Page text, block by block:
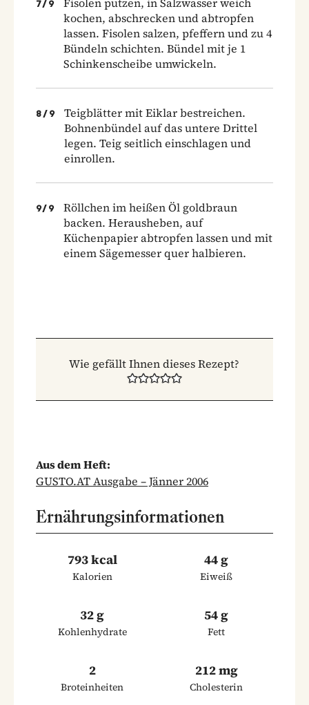
7/ 9
kochen, abschrecken und abtropfen
lassen. Fisolen salzen, pfeffern und zu 4
Bündeln schichten. Bündel mit je 1
Schinkenscheibe umwickeln.
8 / 9
Teigblätter mit Eiklar bestreichen.
Bohnenbündel auf das untere Drittel
legen. Teig seitlich einschlagen und
einrollen.
9/ 9
Röllchen im heißen Öl goldbraun
backen. Herausheben, auf
Küchenpapier abtropfen lassen und mit
einem Sägemesser quer halbieren.
Wie gefällt Ihnen dieses Rezept?
Aus dem Heft:
GUSTO.AT Ausgabe – Jänner 2006
Ernährungsinformationen
793 kcal
Kalorien
44 g
Eiweiß
32 g
Kohlenhydrate
54 g
Fett
2
Broteinheiten
212 mg
Cholesterin